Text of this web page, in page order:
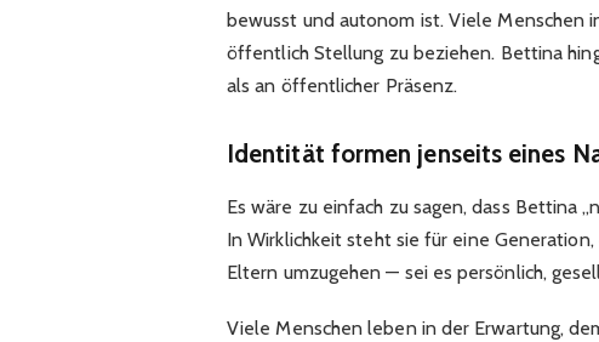
bewusst und autonom ist. Viele Menschen
öffentlich Stellung zu beziehen. Bettina
als an öffentlicher Präsenz.
Identität formen jenseits eines
Es wäre zu einfach zu sagen, dass Bettina
In Wirklichkeit steht sie für eine
Eltern umzugehen — sei es persönlich,
Viele Menschen leben in der Erwartung,